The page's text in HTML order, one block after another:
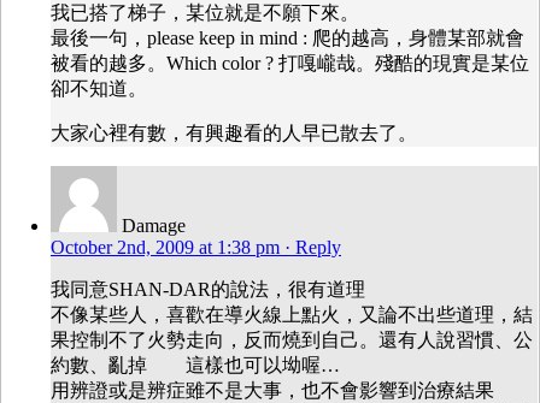
我已搭了梯子，某位就是不願下來。
最後一句，please keep in mind : 爬的越高，身體某部就會
被看的越多。Which color ? 打嘎巄哉。殘酷的現實是某位
卻不知道。
大家心裡有數，有興趣看的人早已散去了。
Damage
October 2nd, 2009 at 1:38 pm · Reply
我同意SHAN-DAR的說法，很有道理
不像某些人，喜歡在導火線上點火，又論不出些道理，結
果控制不了火勢走向，反而燒到自己。還有人說習慣、公
約數、亂掉 這樣也可以坳喔…
用辨證或是辨症雖不是大事，也不會影響到治療結果